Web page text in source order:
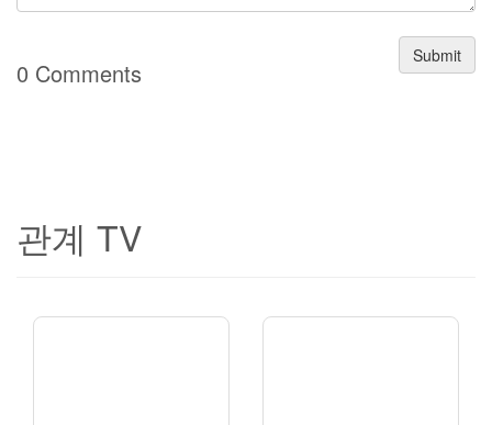
Submit
0 Comments
관계 TV